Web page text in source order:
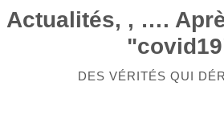
Actualités, , ….
DES VÉRITÉS QUI